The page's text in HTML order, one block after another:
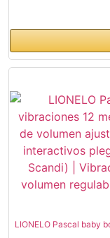
LIONELO Pascal baby